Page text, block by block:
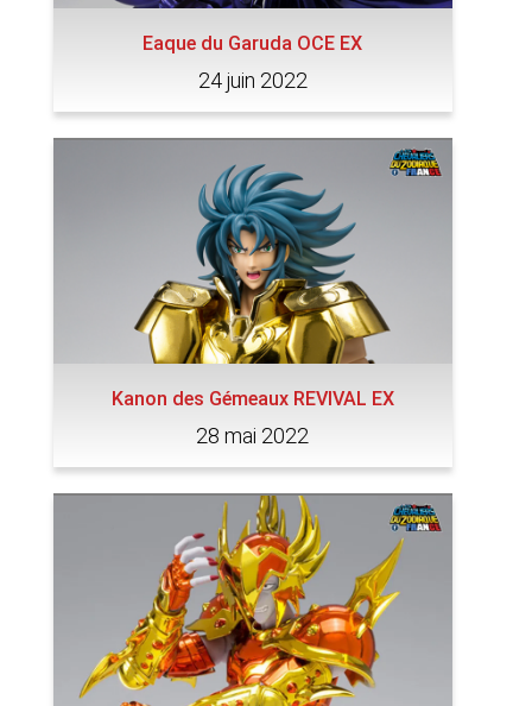
Eaque du Garuda OCE EX
24 juin 2022
Kanon des Gémeaux REVIVAL EX
28 mai 2022